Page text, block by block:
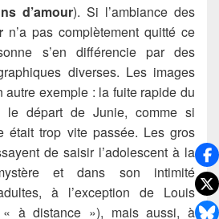
d’amour). Si l’ambiance des
n’a pas complètement quitté ce
s’en différencie par des
diverses. Les images
autre exemple : la fuite rapide du
le départ de Junie, comme si
était trop vite passée. Les gros
de saisir l’adolescent à la
et dans son intimité
à l’exception de Louis
« à distance »), mais aussi, à